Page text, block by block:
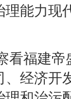
理能力现
看福建
、经济开